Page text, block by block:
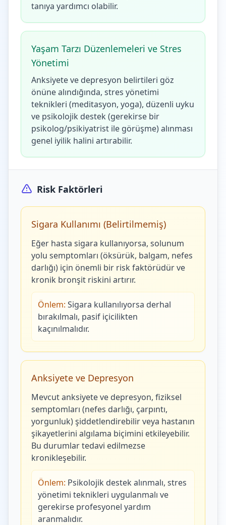
tanıya yardımcı olabilir.
Yaşam Tarzı Düzenlemeleri ve Stres
Yönetimi
Anksiyete ve depresyon belirtileri göz
önüne alındığında, stres yönetimi
teknikleri (meditasyon, yoga), düzenli uyku
ve psikolojik destek (gerekirse bir
psikolog/psikiyatrist ile görüşme) alınması
genel iyilik halini artırabilir.
Risk Faktörleri
Sigara Kullanımı (Belirtilmemiş)
Eğer hasta sigara kullanıyorsa, solunum
yolu semptomları (öksürük, balgam, nefes
darlığı) için önemli bir risk faktörüdür ve
kronik bronşit riskini artırır.
Önlem: Sigara kullanılıyorsa derhal
bırakılmalı, pasif içicilikten
kaçınılmalıdır.
Anksiyete ve Depresyon
Mevcut anksiyete ve depresyon, fiziksel
semptomları (nefes darlığı, çarpıntı,
yorgunluk) şiddetlendirebilir veya hastanın
şikayetlerini algılama biçimini etkileyebilir.
Bu durumlar tedavi edilmezse
kronikleşebilir.
Önlem: Psikolojik destek alınmalı, stres
yönetimi teknikleri uygulanmalı ve
gerekirse profesyonel yardım
aranmalıdır.